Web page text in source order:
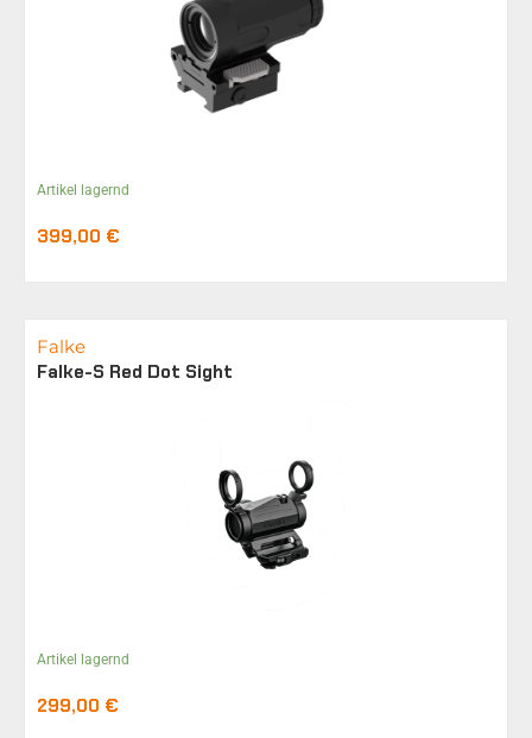
Artikel lagernd
399,00 €
Falke
Falke-S Red Dot Sight
Artikel lagernd
299,00 €